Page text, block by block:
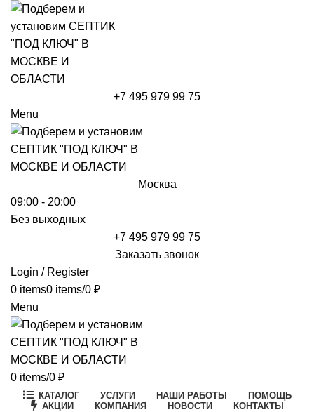
+7 495 979 99 75
Menu
Москва
09:00 - 20:00
Без выходных
+7 495 979 99 75
Заказать звонок
Login / Register
0 items0 items/0 ₽
Menu
0 items/0 ₽
КАТАЛОГ УСЛУГИ НАШИ РАБОТЫ
ПОМОЩЬ
АКЦИИ
КОМПАНИЯ НОВОСТИ КОНТАКТЫ